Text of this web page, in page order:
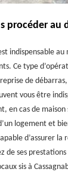
procéder au
indispensable
Ce type
de
vous être
en cas de
logement et
d’assurer la
de ses
sis à